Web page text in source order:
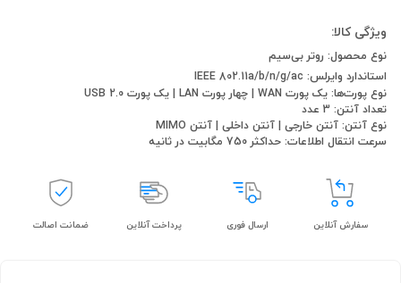
ویژگی کالا:
نوع محصول: روتر بی‌سیم
استاندارد وایرلس: IEEE 802.11a/b/n/g/ac
نوع پورت‌ها: یک پورت WAN | چهار پورت LAN | یک پورت USB 2.0
تعداد آنتن: 3 عدد
نوع آنتن: آنتن خارجی | آنتن داخلی | آنتن MIMO
سرعت انتقال اطلاعات: حداکثر 750 مگابیت در ثانیه
سفارش آنلاین ارسال فوری پرداخت آنلاین ضمانت اصالت